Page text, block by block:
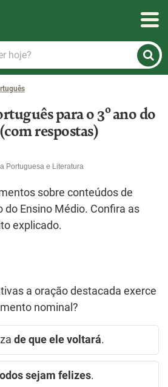
para o 3º ano do
respostas)
Portuguesa e Literatura
sobre conteúdos de
do Ensino Médio. Confira as
explicado.
a oração destacada exerce
nominal?
de que ele voltará.
sejam felizes.